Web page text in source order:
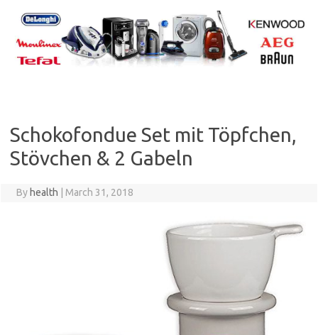
content
Schokofondue Set mit Töpfchen,
Stövchen & 2 Gabeln
By health March 31, 2018